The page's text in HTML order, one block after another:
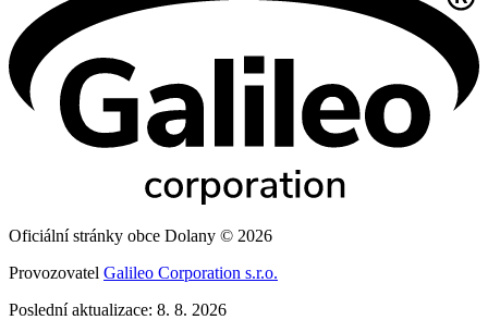
Oficiální stránky obce Dolany © 2026
Provozovatel Galileo Corporation s.r.o.
Poslední aktualizace: 8. 8. 2026